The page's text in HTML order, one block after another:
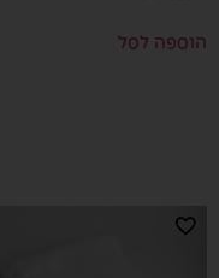
הוספה לסל